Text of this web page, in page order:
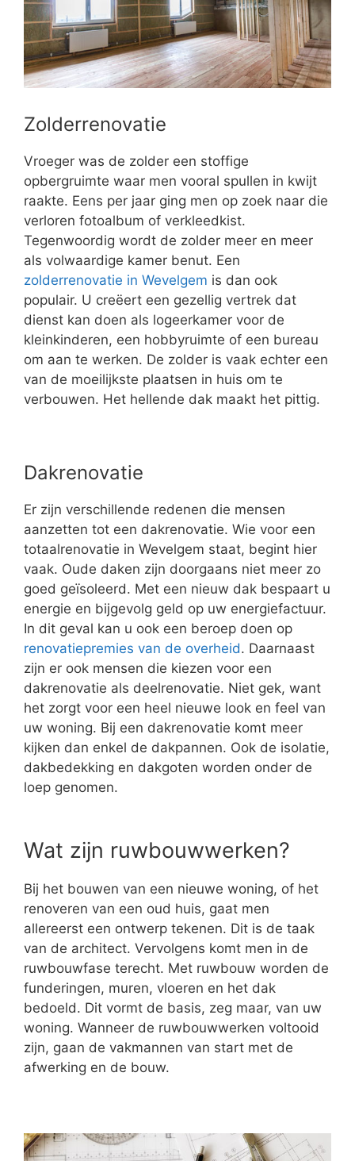
Zolderrenovatie
Vroeger was de zolder een stoffige
opbergruimte waar men vooral spullen in kwijt
raakte. Eens per jaar ging men op zoek naar die
verloren fotoalbum of verkleedkist.
Tegenwoordig wordt de zolder meer en meer
als volwaardige kamer benut. Een
zolderrenovatie in Wevelgem is dan ook
populair. U creëert een gezellig vertrek dat
dienst kan doen als logeerkamer voor de
kleinkinderen, een hobbyruimte of een bureau
om aan te werken. De zolder is vaak echter een
van de moeilijkste plaatsen in huis om te
verbouwen. Het hellende dak maakt het pittig.
Dakrenovatie
Er zijn verschillende redenen die mensen
aanzetten tot een dakrenovatie. Wie voor een
totaalrenovatie in Wevelgem staat, begint hier
vaak. Oude daken zijn doorgaans niet meer zo
goed geïsoleerd. Met een nieuw dak bespaart u
energie en bijgevolg geld op uw energiefactuur.
In dit geval kan u ook een beroep doen op
renovatiepremies van de overheid. Daarnaast
zijn er ook mensen die kiezen voor een
dakrenovatie als deelrenovatie. Niet gek, want
het zorgt voor een heel nieuwe look en feel van
uw woning. Bij een dakrenovatie komt meer
kijken dan enkel de dakpannen. Ook de isolatie,
dakbedekking en dakgoten worden onder de
loep genomen.
Wat zijn ruwbouwwerken?
Bij het bouwen van een nieuwe woning, of het
renoveren van een oud huis, gaat men
allereerst een ontwerp tekenen. Dit is de taak
van de architect. Vervolgens komt men in de
ruwbouwfase terecht. Met ruwbouw worden de
funderingen, muren, vloeren en het dak
bedoeld. Dit vormt de basis, zeg maar, van uw
woning. Wanneer de ruwbouwwerken voltooid
zijn, gaan de vakmannen van start met de
afwerking en de bouw.